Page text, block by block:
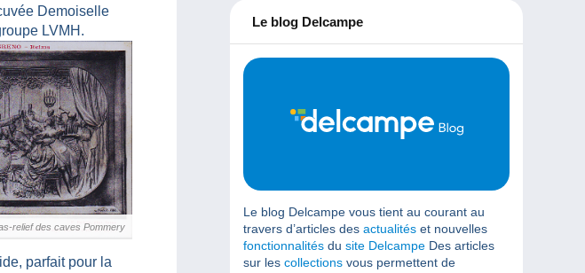
Demoiselle
LVMH.
relief des caves Pommery
parfait pour la
Le blog Delcampe
Le blog Delcampe vous tient au courant au
travers d’articles des actualités et nouvelles
fonctionnalités du site Delcampe Des articles
sur les collections vous permettent de